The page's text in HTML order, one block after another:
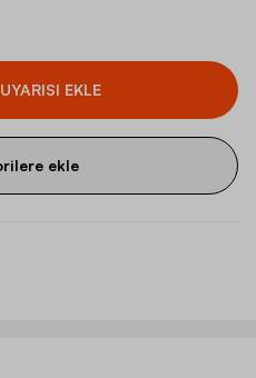
EKLE
ekle